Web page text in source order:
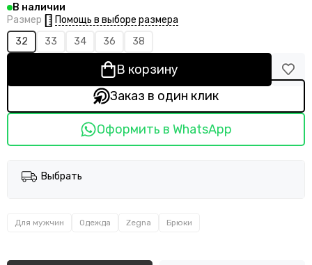
В наличии
Размер
Помощь в выборе размера
32
33 34 36 38
В корзину
Заказ в один клик
Оформить в WhatsApp
Выбрать
Для мужчин Одежда Zegna Брюки